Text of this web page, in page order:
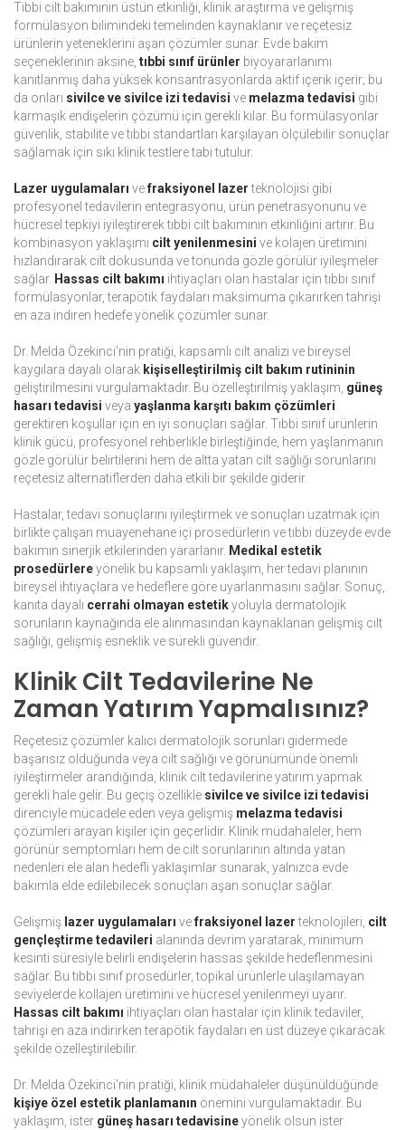
Tıbbi cilt bakımının üstün etkinliği, klinik araştırma ve gelişmiş
formülasyon bilimindeki temelinden kaynaklanır ve reçetesiz
ürünlerin yeteneklerini aşan çözümler sunar. Evde bakım
seçeneklerinin aksine, tıbbi sınıf ürünler biyoyararlanımı
kanıtlanmış daha yüksek konsantrasyonlarda aktif içerik içerir; bu
da onları sivilce ve sivilce izi tedavisi ve melazma tedavisi gibi
karmaşık endişelerin çözümü için gerekli kılar. Bu formülasyonlar
güvenlik, stabilite ve tıbbi standartları karşılayan ölçülebilir sonuçlar
sağlamak için sıkı klinik testlere tabi tutulur.
Lazer uygulamaları vefraksiyonel lazerteknolojisi gibi
profesyonel tedavilerin entegrasyonu, ürün penetrasyonunu ve
hücresel tepkiyi iyileştirerek tıbbi cilt bakımının etkinliğini artırır. Bu
kombinasyon yaklaşımı cilt yenilenmesini ve kolajen üretimini
hızlandırarak cilt dokusunda ve tonunda gözle görülür iyileşmeler
sağlar. Hassas cilt bakımı ihtiyaçları olan hastalar için tıbbi sınıf
formülasyonlar, terapötik faydaları maksimuma çıkarırken tahrişi
en aza indiren hedefe yönelik çözümler sunar.
Dr. Melda Özekinci'nin pratiği, kapsamlı cilt analizi ve bireysel
kaygılara dayalı olarak kişiselleştirilmiş cilt bakım rutininin
geliştirilmesini vurgulamaktadır. Bu özelleştirilmiş yaklaşım, güneş
hasarı tedavisi veya yaşlanma karşıtı bakım çözümleri
gerektiren koşullar için en iyi sonuçları sağlar. Tıbbi sınıf ürünlerin
klinik gücü, profesyonel rehberlikle birleştiğinde, hem yaşlanmanın
gözle görülür belirtilerini hem de altta yatan cilt sağlığı sorunlarını
reçetesiz alternatiflerden daha etkili bir şekilde giderir.
Hastalar, tedavi sonuçlarını iyileştirmek ve sonuçları uzatmak için
birlikte çalışan muayenehane içi prosedürlerin ve tıbbi düzeyde evde
bakımın sinerjik etkilerinden yararlanır. Medikal estetik
prosedürlereyönelik bu kapsamlı yaklaşım, her tedavi planının
bireysel ihtiyaçlara ve hedeflere göre uyarlanmasını sağlar. Sonuç,
kanıta dayalı cerrahi olmayan estetikyoluyla dermatolojik
sorunların kaynağında ele alınmasından kaynaklanan gelişmiş cilt
sağlığı, gelişmiş esneklik ve sürekli güvendir.
Klinik Cilt Tedavilerine Ne
Zaman Yatırım Yapmalısınız?
Reçetesiz çözümler kalıcı dermatolojik sorunları gidermede
başarısız olduğunda veya cilt sağlığı ve görünümünde önemli
iyileştirmeler arandığında, klinik cilt tedavilerine yatırım yapmak
gerekli hale gelir. Bu geçiş özellikle sivilce ve sivilce izi tedavisi
direnciyle mücadele eden veya gelişmiş melazma tedavisi
çözümleri arayan kişiler için geçerlidir. Klinik müdahaleler, hem
görünür semptomları hem de cilt sorunlarının altında yatan
nedenleri ele alan hedefli yaklaşımlar sunarak, yalnızca evde
bakımla elde edilebilecek sonuçları aşan sonuçlar sağlar.
Gelişmiş lazer uygulamaları vefraksiyonel lazerteknolojileri, cilt
gençleştirme tedavileri alanında devrim yaratarak, minimum
kesinti süresiyle belirli endişelerin hassas şekilde hedeflenmesini
sağlar. Bu tıbbi sınıf prosedürler, topikal ürünlerle ulaşılamayan
seviyelerde kollajen üretimini ve hücresel yenilenmeyi uyarır.
Hassas cilt bakımı ihtiyaçları olan hastalar için klinik tedaviler,
tahrişi en aza indirirken terapötik faydaları en üst düzeye çıkaracak
şekilde özelleştirilebilir.
Dr. Melda Özekinci'nin pratiği, klinik müdahaleler düşünüldüğünde
kişiye özel estetik planlamanın önemini vurgulamaktadır. Bu
yaklaşım, ister güneş hasarı tedavisineyönelik olsun ister